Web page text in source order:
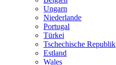
Ungarn
Niederlande
Portugal
Türkei
Tschechische Republik
Estland
Wales